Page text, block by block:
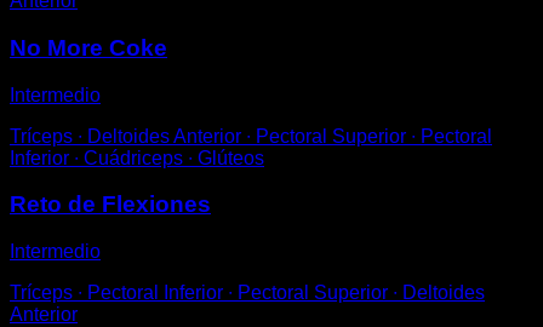
No More Coke
Intermedio
Tríceps ∙ Deltoides Anterior ∙ Pectoral Superior ∙ Pectoral
Inferior ∙ Cuádriceps ∙ Glúteos
Reto de Flexiones
Intermedio
Tríceps ∙ Pectoral Inferior ∙ Pectoral Superior ∙ Deltoides
Anterior